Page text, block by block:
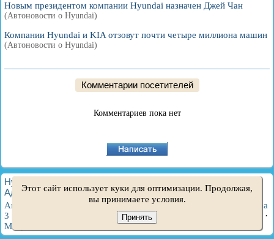
Новым президентом компании Hyundai назначен Джей Чан
(Автоновости о Hyundai)
Компании Hyundai и KIA отзовут почти четыре миллиона машин
(Автоновости о Hyundai)
Комментарии посетителей
Комментариев пока нет
HyundaiBook.ru © 2018-2026
·
Администрация·Поиск по сайту·Владельцам Хендай
Акцент 1 ·Акцент 3·Элантра 1·
Элантра
3
Соната 4·Санта Фе 2
·
Матрикс
Этот сайт использует куки для оптимизации. Продолжая,
вы принимаете условия.
Принять